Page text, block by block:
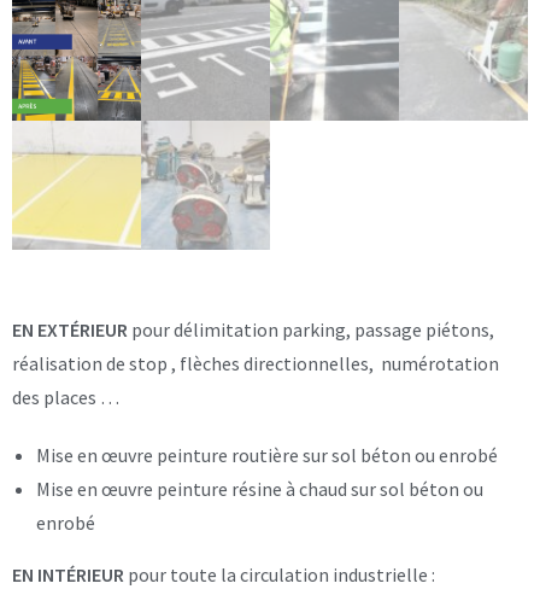
EN EXTÉRIEUR pour délimitation parking, passage piétons,
réalisation de stop , flèches directionnelles, numérotation
des places …
Mise en œuvre peinture routière sur sol béton ou enrobé
Mise en œuvre peinture résine à chaud sur sol béton ou
enrobé
EN INTÉRIEUR pour toute la circulation industrielle :